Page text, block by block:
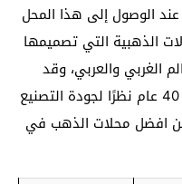
الوصول إلى هذا المحل
الذهبية التي تصميمها
الغربي والعربي، وقد
اكتسب ثقة العملاء لفترة تصل إلى 40 عام نظرًا لجودة التصنيع
افضل محلات الذهب في